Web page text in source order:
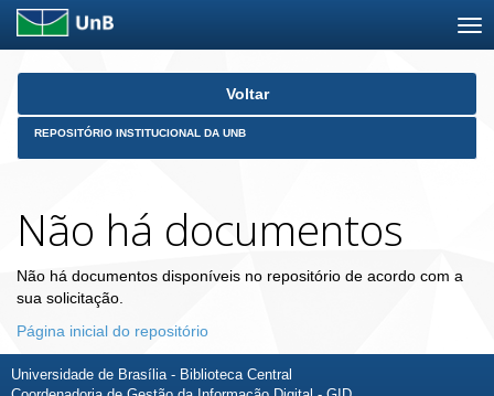
Skip
Voltar
REPOSITÓRIO INSTITUCIONAL DA UNB
Não há documentos
Não há documentos disponíveis no repositório de acordo com a
sua solicitação.
Página inicial do repositório
Universidade de Brasília - Biblioteca Central